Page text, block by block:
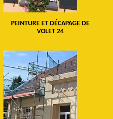
PEINTURE ET DÉCAPAGE DE
VOLET 24